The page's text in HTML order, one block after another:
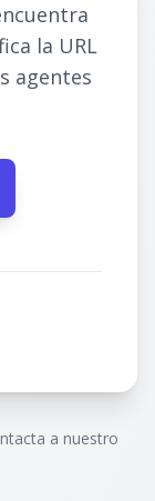
la URL
agentes
a nuestro